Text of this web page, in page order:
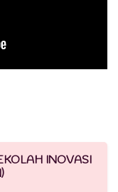
INOVASI